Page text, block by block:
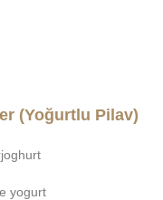
(Yoğurtlu Pilav)
yogurt